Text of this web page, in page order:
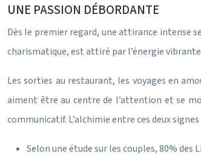
UNE PASSION DÉBORDANTE
Dès le premier regard, une attirance intense
charismatique, est attiré par l’énergie
Les sorties au restaurant, les voyages en
aiment être au centre de l’attention et se
communicatif. L’alchimie entre ces deux
Selon une étude sur les couples, 80%